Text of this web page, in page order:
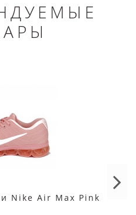
Nike Air Max Pink